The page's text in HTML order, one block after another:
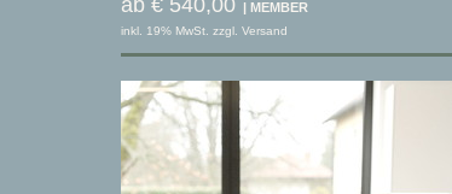
ab € 540,00
inkl. 19% MwSt. zzgl. Versand